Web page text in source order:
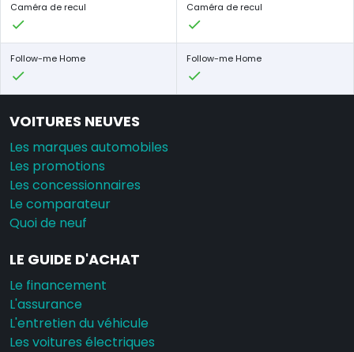
Caméra de recul Caméra de recul
Follow-me Home Follow-me Home
VOITURES NEUVES
Les marques automobiles
Les promotions
Les concessionnaires
Le comparateur
Quoi de neuf
LE GUIDE D'ACHAT
Le financement
L'assurance
L'entretien du véhicule
Les voitures électriques